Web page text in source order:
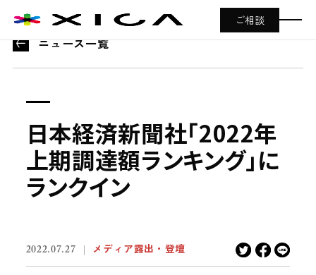
ご相談
ニュース一覧
日本経済新聞社「2022年
上期調達額ランキング」に
ランクイン
2022.07.27 メディア露出・登壇